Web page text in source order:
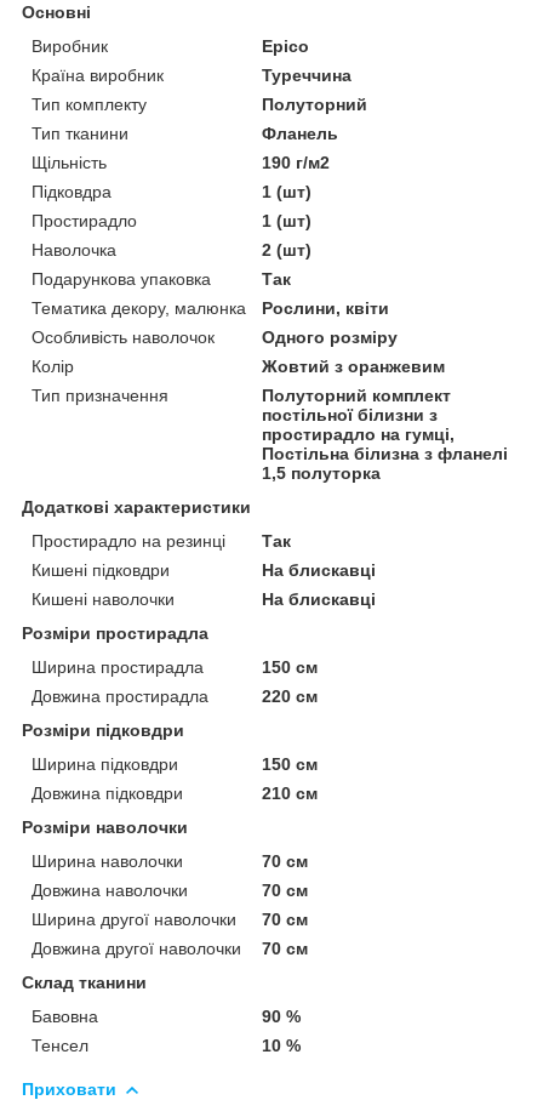
Основні
Виробник
Epico
Країна виробник
Туреччина
Тип комплекту
Полуторний
Тип тканини
Фланель
Щільність
190 г/м2
Підковдра
1 (шт)
Простирадло
1 (шт)
Наволочка
2 (шт)
Подарункова упаковка
Так
Тематика декору, малюнка
Рослини, квіти
Особливість наволочок
Одного розміру
Колір
Жовтий з оранжевим
Тип призначення
Полуторний комплект
постільної білизни з
простирадло на гумці,
Постільна білизна з фланелі
1,5 полуторка
Додаткові характеристики
Простирадло на резинці
Так
Кишені підковдри
На блискавці
Кишені наволочки
На блискавці
Розміри простирадла
Ширина простирадла
150 см
Довжина простирадла
220 см
Розміри підковдри
Ширина підковдри
150 см
Довжина підковдри
210 см
Розміри наволочки
Ширина наволочки
70 см
Довжина наволочки
70 см
Ширина другої наволочки
70 см
Довжина другої наволочки
70 см
Склад тканини
Бавовна
90 %
Тенсел
10 %
Приховати